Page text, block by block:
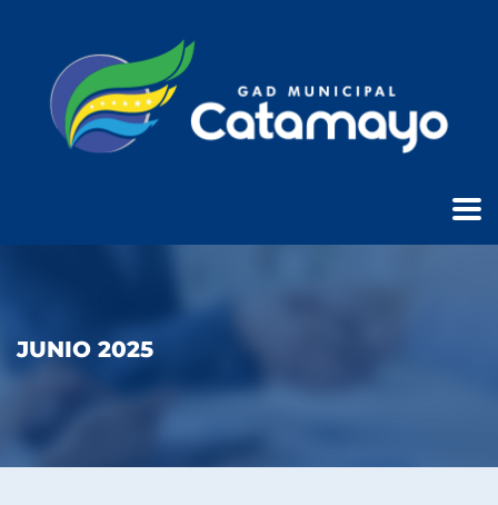
JUNIO 2025